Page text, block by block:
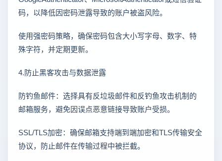
码，以降低因密码泄露导致的账户被盗风险。
使用强密码策略，确保密码包含大小写字母、数字、特
殊字符，并定期更新。
4.防止黑客攻击与数据泄露
防钓鱼邮件：选择具有反垃圾邮件和反钓鱼攻击机制的
邮箱服务，避免因误点恶意链接导致账户受损。
SSL/TLS加密：确保邮箱支持端到端加密和TLS传输安全
协议，防止邮件在传输过程中被拦截。